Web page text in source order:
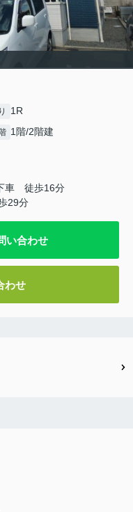
1R
1階/2階建
車 徒歩16分
29分
い合わせ
わせ